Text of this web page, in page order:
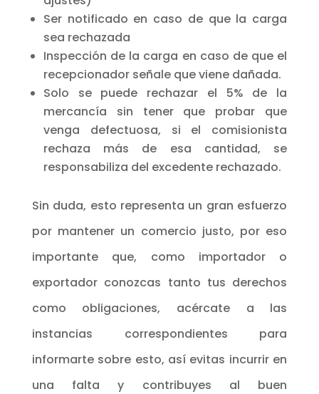
Ser notificado en caso de que la carga
sea rechazada
Inspección de la carga en caso de que el
recepcionador señale que viene dañada.
Solo se puede rechazar el 5% de la
mercancía sin tener que probar que
venga defectuosa, si el comisionista
rechaza más de esa cantidad, se
responsabiliza del excedente rechazado.
Sin duda, esto representa un gran esfuerzo
por mantener un comercio justo, por eso
importante que, como importador o
exportador conozcas tanto tus derechos
como obligaciones, acércate a las
instancias correspondientes para
informarte sobre esto, así evitas incurrir en
una falta y contribuyes al buen